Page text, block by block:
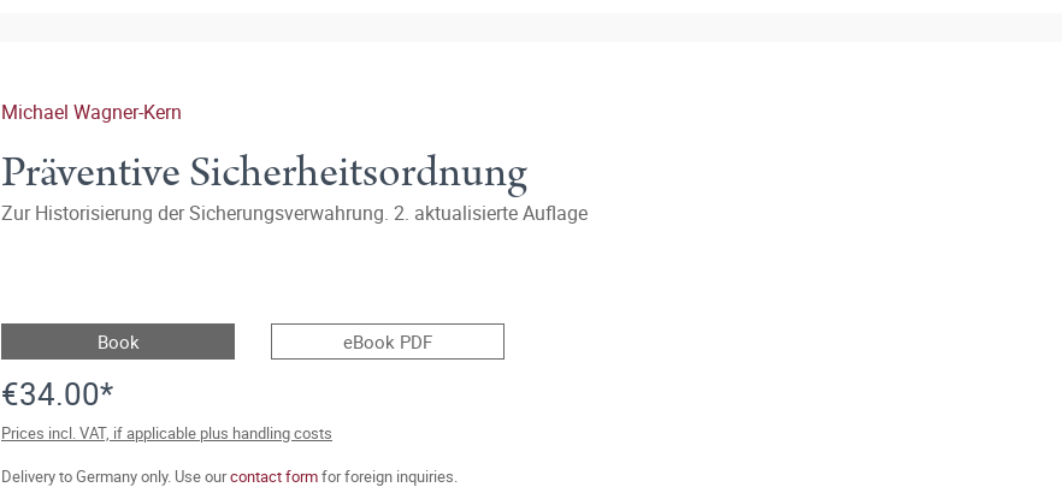
Michael Wagner-Kern
Präventive Sicherheitsordnung
Zur Historisierung der Sicherungsverwahrung. 2. aktualisierte Auflage
Book eBook PDF
€34.00*
Prices incl. VAT, if applicable plus handling costs
Delivery to Germany only. Use ourcontact formfor foreign inquiries.